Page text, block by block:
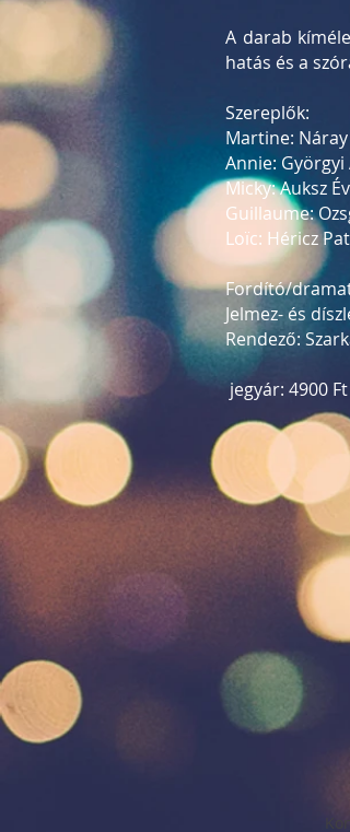
A darab
hatás és a
Szereplők:
Martine:
Annie: Györgyi
Micky: Auksz
Guillaume:
Loïc: Héricz
Fordító/
Jelmez- és
Rendező:
jegyár: 4900 Ft